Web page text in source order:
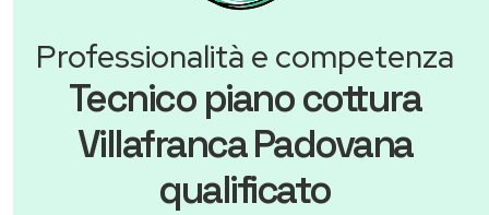
Professionalità e competenza
Tecnico piano cottura
Villafranca Padovana
qualificato